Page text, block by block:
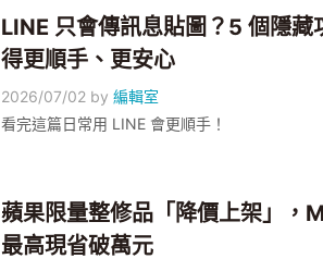
LINE 只會傳訊息貼圖？5 個隱藏
得更順手、更安心
2026/07/02 by編輯室
看完這篇日常用 LINE 會更順手！
蘋果限量整修品「降價上架」，
最高現省破萬元